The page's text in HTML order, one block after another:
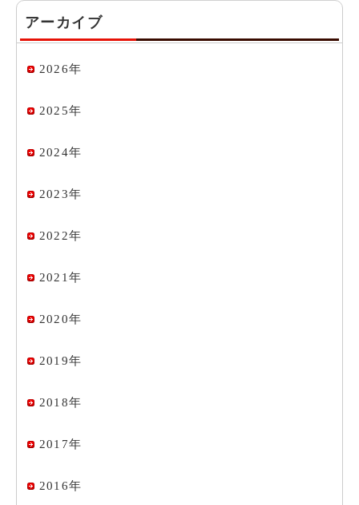
アーカイブ
2026年
2025年
2024年
2023年
2022年
2021年
2020年
2019年
2018年
2017年
2016年